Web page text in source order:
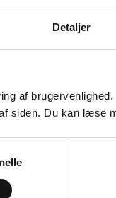
Detaljer
af
siden. Du kan læse